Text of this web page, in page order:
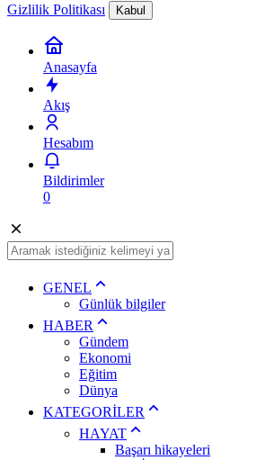
Gizlilik Politikası Kabul
Anasayfa
Akış
Hesabım
Bildirimler
0
GENEL
Günlük bilgiler
HABER
Gündem
Ekonomi
Eğitim
Dünya
KATEGORİLER
HAYAT
Başarı hikayeleri